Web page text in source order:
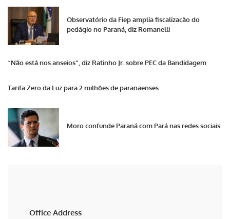
Observatório da Fiep amplia fiscalização do
pedágio no Paraná, diz Romanelli
“Não está nos anseios”, diz Ratinho Jr. sobre PEC da Bandidagem
Tarifa Zero da Luz para 2 milhões de paranaenses
Moro confunde Paraná com Pará nas redes sociais
Office Address